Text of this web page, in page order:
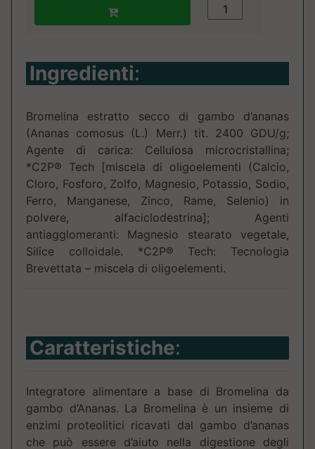
Ingredienti:
Bromelina estratto secco di gambo d’ananas
(Ananas comosus (L.) Merr.) tit. 2400 GDU/g;
Agente di carica: Cellulosa microcristallina;
*C2P® Tech [miscela di oligoelementi (Calcio,
Cloro, Fosforo, Zolfo, Magnesio, Potassio, Sodio,
Ferro, Manganese, Zinco, Rame, Selenio) in
polvere, alfaciclodestrina]; Agenti
antiagglomeranti: Magnesio stearato vegetale,
Silice colloidale. *C2P® Tech: Tecnologia
Brevettata – miscela di oligoelementi.
Caratteristiche:
Integratore alimentare a base di Bromelina da
gambo d’Ananas. La Bromelina è un insieme di
enzimi proteolitici ricavati dal gambo d’ananas
che può essere d’aiuto nella digestione degli